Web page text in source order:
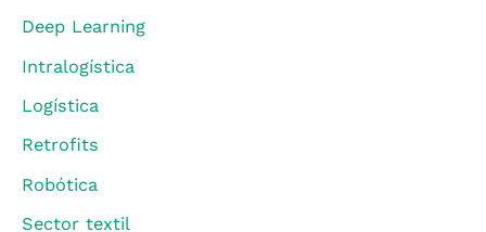
Deep Learning
Intralogística
Logística
Retrofits
Robótica
Sector textil